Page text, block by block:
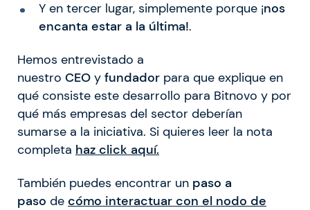
Y en tercer lugar, simplemente porque ¡nos
encanta estar a la última!.
Hemos entrevistado a
nuestro CEO y fundador para que explique en
qué consiste este desarrollo para Bitnovo y por
qué más empresas del sector deberían
sumarse a la iniciativa. Si quieres leer la nota
completa haz click aquí.
También puedes encontrar un paso a
paso de cómo interactuar con el nodo de